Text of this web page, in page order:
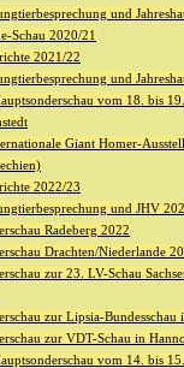
und
Schau 2020/21
2021/22
und
vom 18. bis
Giant Homer-
2022/23
und JHV
Radeberg 2022
Drachten/Niederlande
zur 23. LV-Schau
zur Lipsia-
zur VDT-Schau in
vom 14. bis